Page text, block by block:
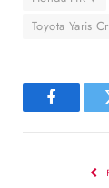
Toyota Yaris